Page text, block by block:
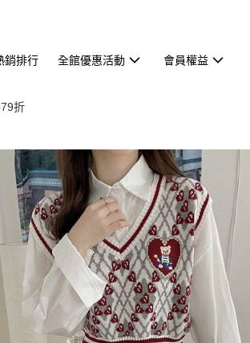
銷排行 全館優惠活動 會員權益
折